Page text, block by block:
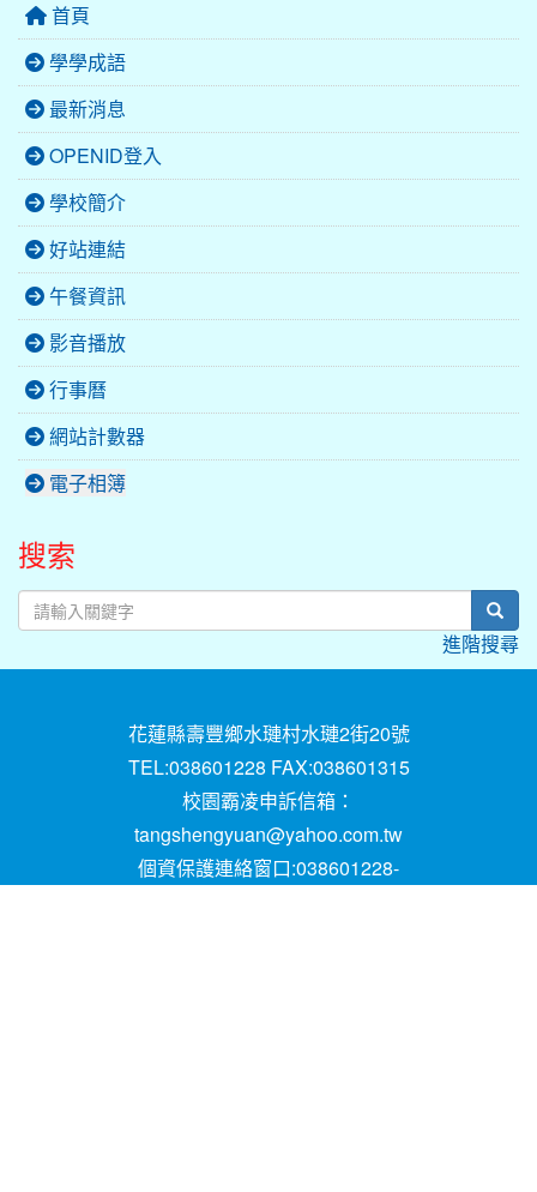
首頁
學學成語
最新消息
OPENID登入
學校簡介
好站連結
午餐資訊
影音播放
行事曆
網站計數器
電子相簿
搜索
進階搜尋
花蓮縣壽豐鄉水璉村水璉2街20號
TEL:038601228 FAX:038601315
校園霸凌申訴信箱：
tangshengyuan@yahoo.com.tw
個資保護連絡窗口:038601228-